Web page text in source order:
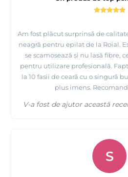
Am fost plăcut surprinsă de
neagră pentru epilat de la Roial.
se scamosează și nu lasă fibre,
pentru utilizare profesională.
la 10 fasii de ceară cu o singură
plus imens.
V-a fost de ajutor această
S